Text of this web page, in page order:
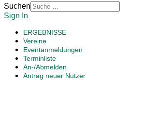
Suchen
Sign In
ERGEBNISSE
Vereine
Eventanmeldungen
Terminliste
An-/Abmelden
Antrag neuer Nutzer